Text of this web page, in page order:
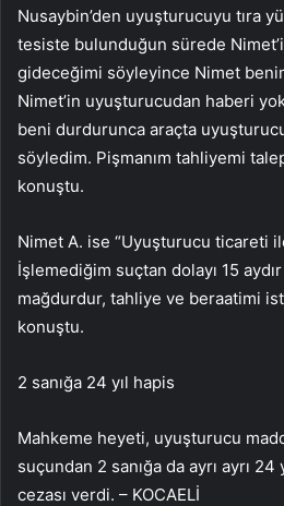
Nusaybin’den uyuşturucuyu tıra
tesiste bulunduğun sürede
gideceğimi söyleyince Nimet
Nimet’in uyuşturucudan haberi
beni durdurunca araçta
söyledim. Pişmanım tahliyemi
konuştu.
Nimet A. ise “Uyuşturucu ticareti
İşlemediğim suçtan dolayı 15
mağdurdur, tahliye ve beraatimi
konuştu.
2 sanığa 24 yıl hapis
Mahkeme heyeti, uyuşturucu
suçundan 2 sanığa da ayrı ayrı
cezası verdi. – KOCAELİ